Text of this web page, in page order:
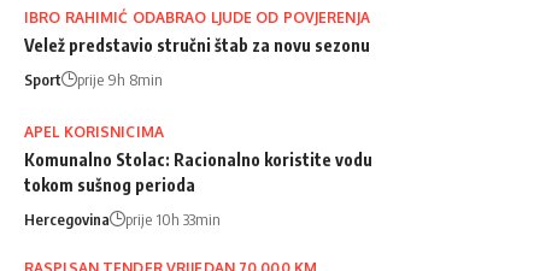
IBRO RAHIMIĆ ODABRAO LJUDE OD POVJERENJA
Velež predstavio stručni štab za novu sezonu
Sport prije 9h 8min
APEL KORISNICIMA
Komunalno Stolac: Racionalno koristite vodu
tokom sušnog perioda
Hercegovina prije 10h 33min